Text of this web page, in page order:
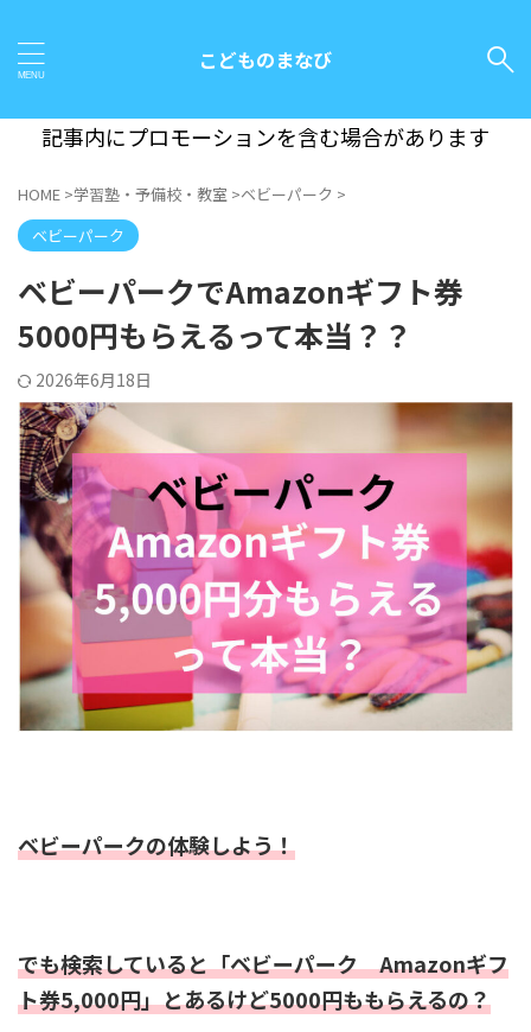
こどものまなび
記事内にプロモーションを含む場合があります
HOME >学習塾・予備校・教室 >ベビーパーク >
ベビーパーク
ベビーパークでAmazonギフト券
5000円もらえるって本当？？
2026年6月18日
ベビーパークの体験しよう！
でも検索していると「ベビーパーク Amazonギフ
ト券5,000円」とあるけど5000円ももらえるの？